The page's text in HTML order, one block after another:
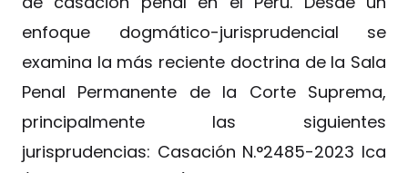
enfoque dogmático-jurisprudencial se
examina la más reciente doctrina de la Sala
Penal Permanente de la Corte Suprema,
principalmente las siguientes
jurisprudencias: Casación N.°2485-2023 Ica